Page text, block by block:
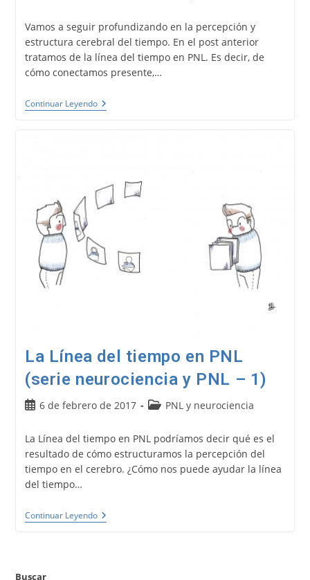
la
entrada:
la
entrada:
Vamos a seguir profundizando en la percepción y
estructura cerebral del tiempo. En el post anterior
tratamos de la línea del tiempo en PNL. Es decir, de
cómo conectamos presente,…
Continuar LeyendoNeurociencia
De
Tiempo
(neurociencia
Y
La Línea del tiempo en PNL
(serie neurociencia y PNL – 1)
Publicación
la
entrada:
6 de febrero de 2017
Categoría
la
entrada:
PNL y neurociencia
La Línea del tiempo en PNL podríamos decir qué es el
resultado de cómo estructuramos la percepción del
tiempo en el cerebro. ¿Cómo nos puede ayudar la línea
del tiempo…
Continuar LeyendoLa
Línea
Buscar